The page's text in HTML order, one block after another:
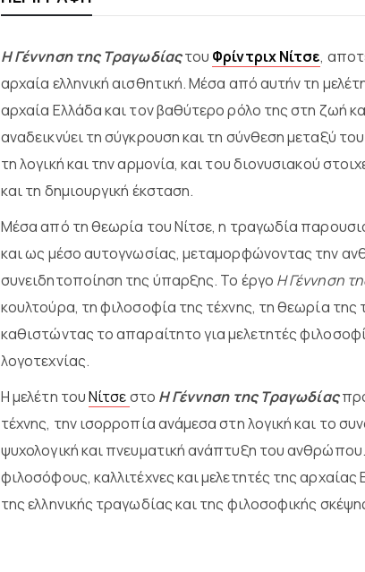
Η Γέννηση της Τραγωδίαςτου Φρίντριχ Νίτσε,
αρχαία ελληνική αισθητική. Μέσα από αυτήν τη
αρχαία Ελλάδα και τον βαθύτερο ρόλο της στη ζωή
αναδεικνύει τη σύγκρουση και τη σύνθεση μεταξύ
τη λογική και την αρμονία, και του διονυσιακού
και τη δημιουργική έκσταση.
Μέσα από τη θεωρία του Νίτσε, η τραγωδία
και ως μέσο αυτογνωσίας, μεταμορφώνοντας την
συνειδητοποίηση της ύπαρξης. Το έργο Η Γέννηση
κουλτούρα, τη φιλοσοφία της τέχνης, τη θεωρία
καθιστώντας το απαραίτητο για μελετητές
λογοτεχνίας.
Η μελέτη τουΝίτσεστο Η Γέννηση της Τραγωδίας
τέχνης, την ισορροπία ανάμεσα στη λογική και το
ψυχολογική και πνευματική ανάπτυξη του ανθρώπου.
φιλοσόφους, καλλιτέχνες και μελετητές της
της ελληνικής τραγωδίας και της φιλοσοφικής